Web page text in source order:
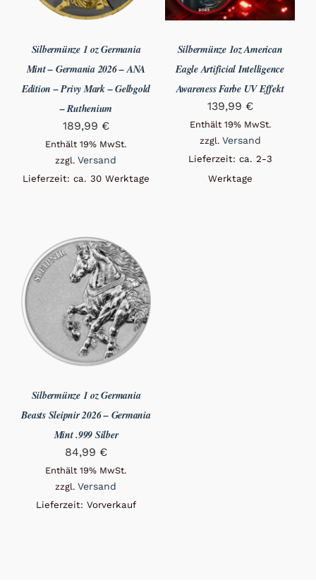
Silbermünze 1 oz Germania
Mint – Germania 2026 – ANA
Edition – Privy Mark – Gelbgold
– Ruthenium
189,99 €
Enthält 19% MwSt.
zzgl.Versand
Lieferzeit: ca. 30 Werktage
Silbermünze 1oz American
Eagle Artificial Intelligence
Awareness Farbe UV Effekt
139,99 €
Enthält 19% MwSt.
zzgl. Versand
Lieferzeit: ca. 2-3
Werktage
Silbermünze 1 oz Germania
Beasts Sleipnir 2026 – Germania
Mint .999 Silber
84,99 €
Enthält 19% MwSt.
zzgl.Versand
Lieferzeit: Vorverkauf